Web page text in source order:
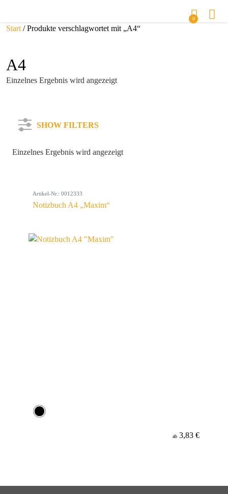
0
Start / Produkte verschlagwortet mit „A4“
A4
Einzelnes Ergebnis wird angezeigt
SHOW FILTERS
Farbe
Einzelnes Ergebnis wird angezeigt
Artikel-Nr.: 0012333
Notizbuch A4 „Maxim“
ab 3,83 €